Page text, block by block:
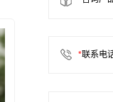
*联系电